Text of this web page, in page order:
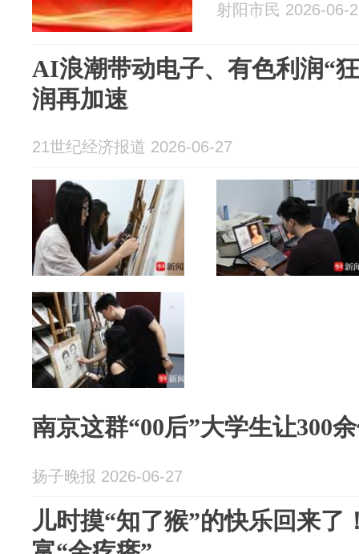
射阳市民 2026-06-
AI浪潮带动电子、有色利润“
润再加速
21世纪经济报道 2026-06-27
南京这群“00后”大学生让300
扬子晚报 2026-06-27
儿时摸“知了猴”的快乐回来了